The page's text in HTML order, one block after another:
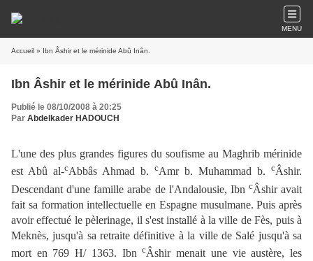
MENU
Accueil » Ibn Âshir et le mérinide Abû Inân.
Ibn Âshir et le mérinide Abû Inân.
Publié le 08/10/2008 à 20:25
Par Abdelkader HADOUCH
L'une des plus grandes figures du soufisme au Maghrib mérinide
est Abû al-cAbbâs Ahmad b. cAmr b. Muhammad b. cÂshir.
Descendant d'une famille arabe de l'Andalousie, Ibn cÂshir avait
fait sa formation intellectuelle en Espagne musulmane. Puis après
avoir effectué le pèlerinage, il s'est installé à la ville de Fès, puis à
Meknès, jusqu'à sa retraite définitive à la ville de Salé jusqu'à sa
mort en 769 H/ 1363. IbncÂshir menait une vie austère, les